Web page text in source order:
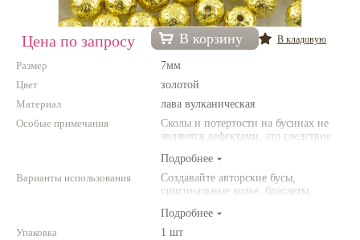
Всё для вышивки
Проволока
Натуральные камни
Каталог
Новинки!
О магазине
Цена по запросу В корзину В кладовую
Размер
7мм
Цвет
золотой
Материал
лава вулканическая
Особые примечания
Сколы и потертости на бусинах не
являются дефектами, это следствие
природного материала. Цвет и
размер товара может отличаться от
представленных на фото.
Подробнее
Варианты использования
Создавайте авторские бусы,
оригинальные колье, браслеты,
Комбинируйте различные цвета и
размеры. Фантазируйте!
Подробнее
Упаковка
1 шт